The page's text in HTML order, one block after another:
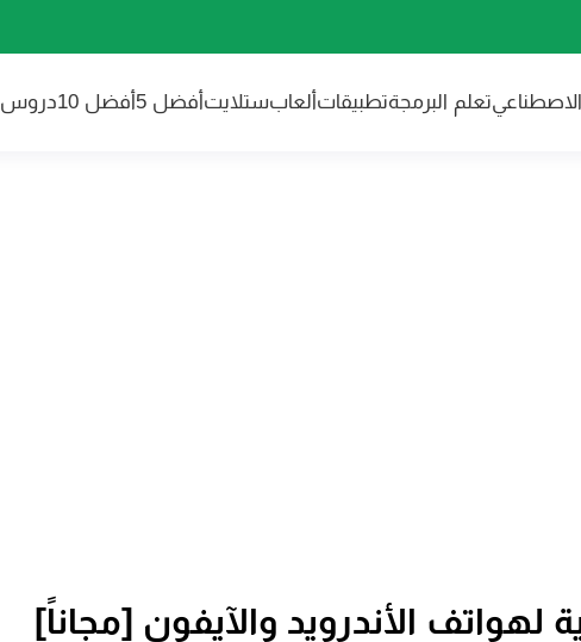
الاصطناعيتعلم البرمجةتطبيقاتألعابستلايتأفضل 5 أفضل 10 دروس
لهواتف الأندرويد والآيفون [مجاناً]